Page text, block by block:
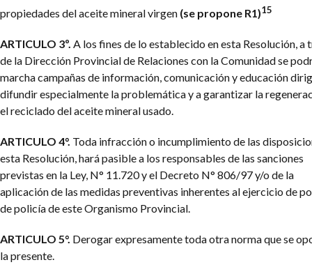
propiedades del aceite mineral virgen (se propone R1)15
ARTICULO 3º. A los fines de lo establecido en esta Resolución, a
de la Dirección Provincial de Relaciones con la Comunidad se
marcha campañas de información, comunicación y educación
difundir especialmente la problemática y a garantizar la
el reciclado del aceite mineral usado.
ARTICULO 4°. Toda infracción o incumplimiento de las
esta Resolución, hará pasible a los responsables de las sanciones
previstas en la Ley, N° 11.720 y el Decreto N° 806/97 y/o de la
aplicación de las medidas preventivas inherentes al ejercicio de
de policía de este Organismo Provincial.
ARTICULO 5°. Derogar expresamente toda otra norma que se
la presente.